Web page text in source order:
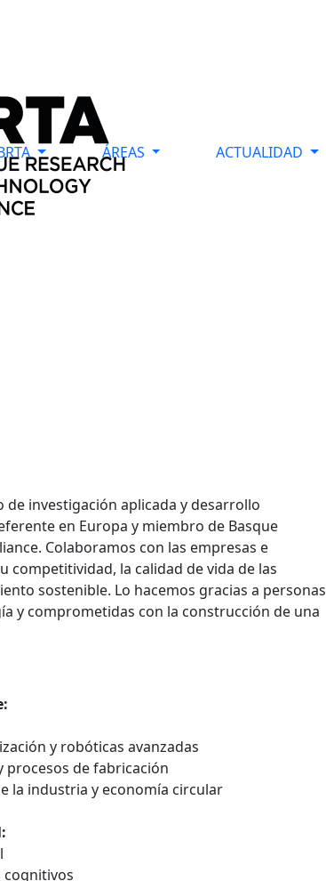
ÁREAS ACTUALIDAD
de investigación aplicada y desarrollo
en Europa y miembro de Basque
Colaboramos con las empresas e
competitividad, la calidad de vida de las
sostenible. Lo hacemos gracias a personas
y comprometidas con la construcción de una
y robóticas avanzadas
procesos de fabricación
la industria y economía circular
cognitivos